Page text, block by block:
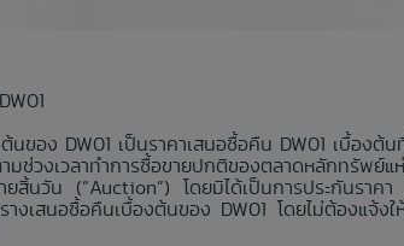
นของ DW01 เป็นราคาเสนอซื้อคืน DW01 เบื้อ
ช่วงเวลาทำการซื้อขายปกติของตลาดหลักทรัพย์แ
สิ้นวัน (“Auction”) โดยมิได้เป็นการประกันรา
างเสนอซื้อคืนเบื้องต้นของ DW01 โดยไม่ต้องแจ้